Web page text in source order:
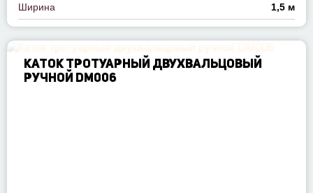
Ширина 1,5 м
КАТОК ТРОТУАРНЫЙ ДВУХВАЛЬЦОВЫЙ
РУЧНОЙ DM006